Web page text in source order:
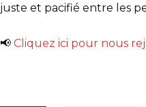
juste et pacifié entre les
📢 Cliquez ici pour nous